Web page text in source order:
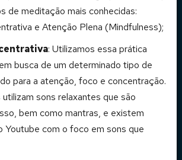
de meditação mais conhecidas:
e Atenção Plena (Mindfulness);
: Utilizamos essa prática
busca de um determinado tipo de
para a atenção, foco e concentração.
sons relaxantes que são
bem como mantras, e existem
Youtube com o foco em sons que